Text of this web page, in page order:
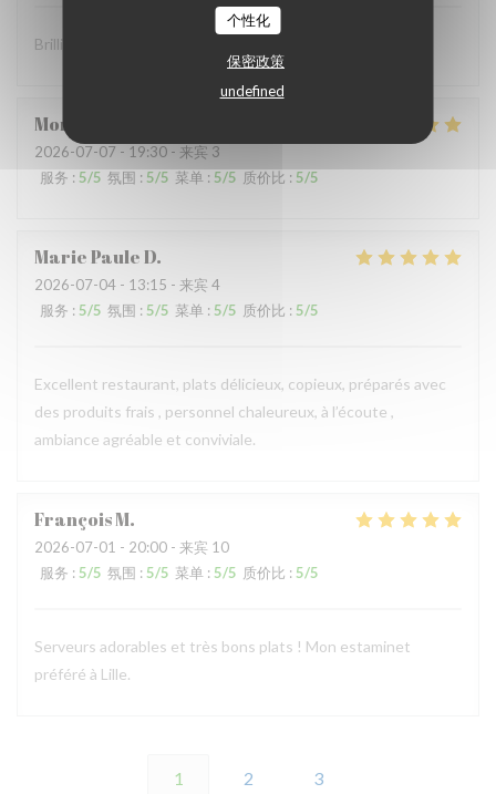
个性化
保密政策
undefined
Brilliant food and brilliant sevice
Montaigne
2026-07-07 - 19:30 - 来宾 3
服务 : 5/5 氛围 : 5/5 菜单 : 5/5 质价比 : 5/5
Marie PauleD
2026-07-04 - 13:15 - 来宾 4
服务 : 5/5 氛围 : 5/5 菜单 : 5/5 质价比 : 5/5
Excellent restaurant, plats délicieux, copieux, préparés avec
des produits frais , personnel chaleureux, à l’écoute ,
ambiance agréable et conviviale.
FrançoisM
2026-07-01 - 20:00 - 来宾 10
服务 : 5/5 氛围 : 5/5 菜单 : 5/5 质价比 : 5/5
Serveurs adorables et très bons plats ! Mon estaminet
préféré à Lille.
1 2 3